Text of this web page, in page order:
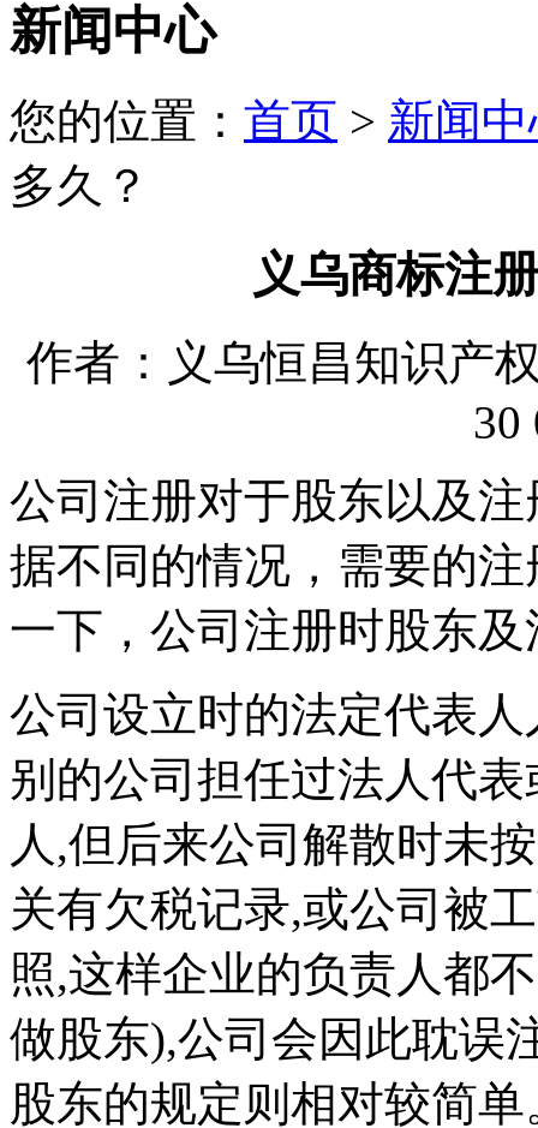
新闻中心
您的位置： 首页 > 新闻
多久？
义乌商标注
作者：义乌恒昌知识产
30
公司注册对于股东以及
据不同的情况，需要的
一下，公司注册时股东
公司设立时的法定代表
别的公司担任过法人代
人,但后来公司解散时未
关有欠税记录,或公司被
照,这样企业的负责人都
做股东),公司会因此耽误
股东的规定则相对较简